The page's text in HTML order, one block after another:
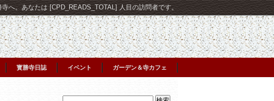
寺へ。あなたは [CPD_READS_TOTAL] 人目の訪問者です。
寳勝寺日誌 イベント ガーデン＆寺カフェ